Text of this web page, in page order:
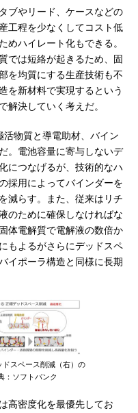
ブやリード、ケースなどの
工程を少なくしてコスト低
めハイレート化もできる。
では短絡が起きるため、固
を均質にする生産技術も不
を新材料で実現するという
解決していく考えだ。
物質と導電助材、バイン
。電池容量に寄与しないデ
につなげるが、技術的なハ
採用によってバインダーを
減らす。また、従来はリチ
のために確保しなければな
体電解質で電解液の数倍か
もよるがさらにデッドスペ
イポーラ構造と同様に長期
スペース削減（右）の
：ソフトバンク
高密度化を最優先してお